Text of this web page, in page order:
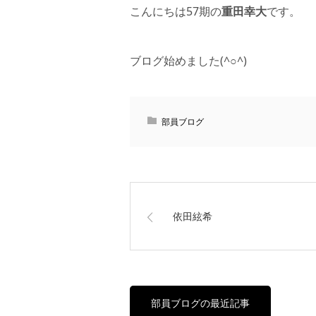
こんにちは57期の重田幸大です。
ブログ始めました(^○^)
部員ブログ
依田絃希
部員ブログの最近記事